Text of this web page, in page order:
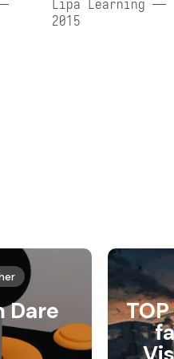
Lipa Learning —
2015
Dare